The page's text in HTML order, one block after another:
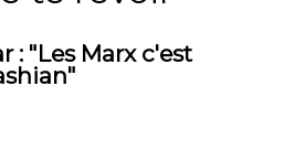
: "Les Marx c'est